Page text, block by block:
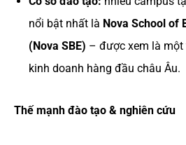
nổi bật nhất là Nova School of
(Nova SBE) – được xem là
kinh doanh hàng đầu châu Âu.
Thế mạnh đào tạo & nghiên cứu